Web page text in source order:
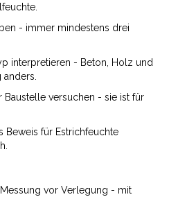
- immer mindestens drei
interpretieren - Beton, Holz und
Baustelle versuchen - sie ist für
Beweis für Estrichfeuchte
vor Verlegung - mit